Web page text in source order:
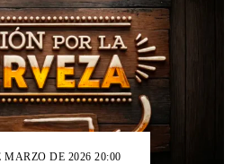
MARZO DE 2026 20:00